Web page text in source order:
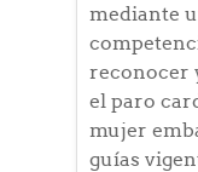
mediante
reconocer
el paro
mujer
guías